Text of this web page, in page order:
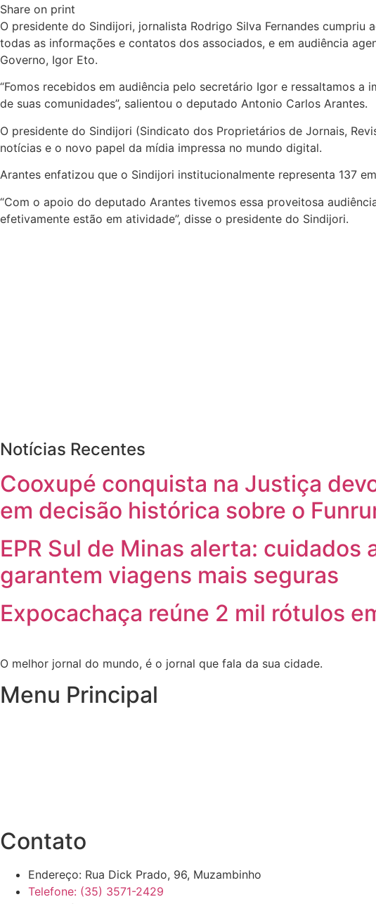
Share on print
O presidente do Sindijori, jornalista Rodrigo Silva Fernandes
todas as informações e contatos dos associados, e em audiência
Governo, Igor Eto.
“Fomos recebidos em audiência pelo secretário Igor e ressaltamos
de suas comunidades”, salientou o deputado Antonio Carlos Arantes.
O presidente do Sindijori (Sindicato dos Proprietários de Jornais,
notícias e o novo papel da mídia impressa no mundo digital.
Arantes enfatizou que o Sindijori institucionalmente representa 137
“Com o apoio do deputado Arantes tivemos essa proveitosa
efetivamente estão em atividade”, disse o presidente do Sindijori.
Notícias Recentes
Cooxupé conquista na Justiça
em decisão histórica sobre o
EPR Sul de Minas alerta:
garantem viagens mais seguras
Expocachaça reúne 2 mil rótulos
O melhor jornal do mundo, é o jornal que fala da sua cidade.
Menu Principal
Contato
Endereço: Rua Dick Prado, 96, Muzambinho
Telefone: (35) 3571-2429